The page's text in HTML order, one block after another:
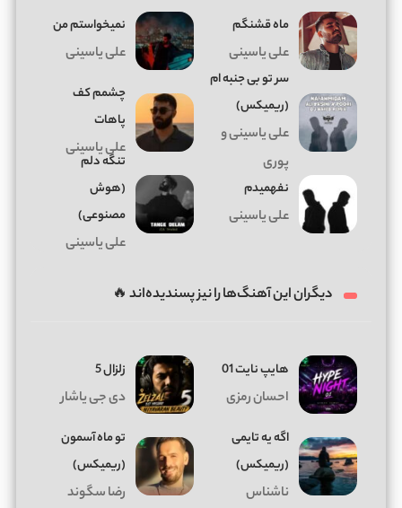
ماه قشنگم
علی یاسینی
نمیخواستم من
علی یاسینی
سر تو بی جنبه ام
(ریمیکس)
علی یاسینی و
پوری
چشمم کف
پاهات
علی یاسینی
نفهمیدم
علی یاسینی
تنگه دلم
(هوش
مصنوعی)
علی یاسینی
دیگران این آهنگ‌ها را نیز پسندیده‌اند 🔥
هایپ نایت 01
احسان رمزی
زلزال 5
دی جی یاشار
اگه یه تایمی
(ریمیکس)
ناشناس
تو ماه آسمون
(ریمیکس)
رضا سگوند